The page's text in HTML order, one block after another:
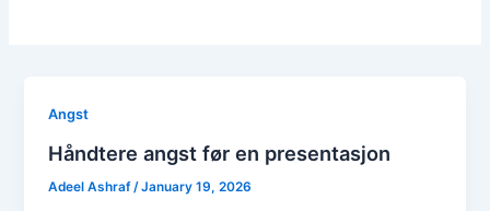
Angst
Håndtere angst før en presentasjon
Adeel Ashraf /January 19, 2026